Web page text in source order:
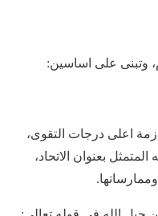
وتبنى على اساسين:
اعلى درجات التقوى،
بعنوان الاتحاد،